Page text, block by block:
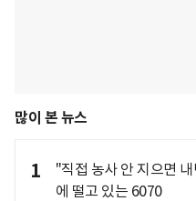
많이 본 뉴스
1
"직접 농사 안 지으면
에 떨고 있는 6070